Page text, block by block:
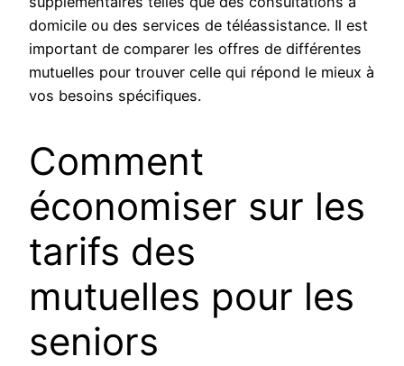
domicile ou des services de téléassistance. Il est
important de comparer les offres de différentes
mutuelles pour trouver celle qui répond le mieux à
vos besoins spécifiques.
Comment
économiser sur les
tarifs des
mutuelles pour les
seniors